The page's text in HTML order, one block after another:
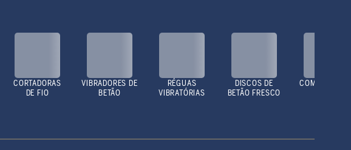
CORTADORAS
DE FIO
VIBRADORES DE
BETÃO
RÉGUAS
VIBRATÓRIAS
DISCOS DE
BETÃO FRESCO